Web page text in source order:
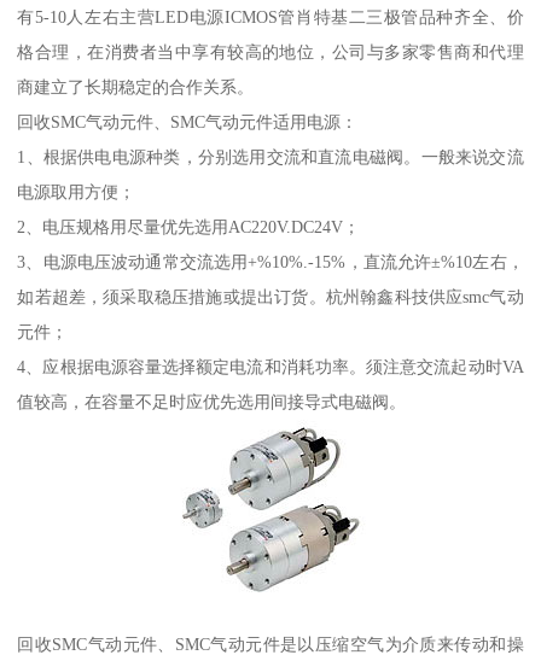
有5-10人左右主营LED电源ICMOS管肖特基二三极管品种齐全、价
格合理，在消费者当中享有较高的地位，公司与多家零售商和代理
商建立了长期稳定的合作关系。
回收SMC气动元件、SMC气动元件适用电源：
1、根据供电电源种类，分别选用交流和直流电磁阀。一般来说交流
电源取用方便；
2、电压规格用尽量优先选用AC220V.DC24V；
3、电源电压波动通常交流选用+%10%.-15%，直流允许±%10左右，
如若超差，须采取稳压措施或提出订货。杭州翰鑫科技供应smc气动
元件；
4、应根据电源容量选择额定电流和消耗功率。须注意交流起动时VA
值较高，在容量不足时应优先选用间接导式电磁阀。
回收SMC气动元件、SMC气动元件是以压缩空气为介质来传动和操